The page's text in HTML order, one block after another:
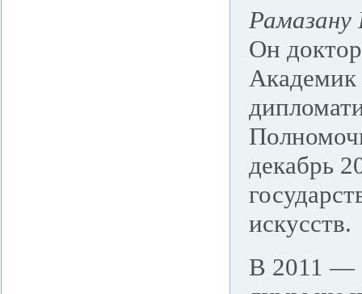
Рамазану
Он
Академик
декабрь
искусств.
В 2011 —